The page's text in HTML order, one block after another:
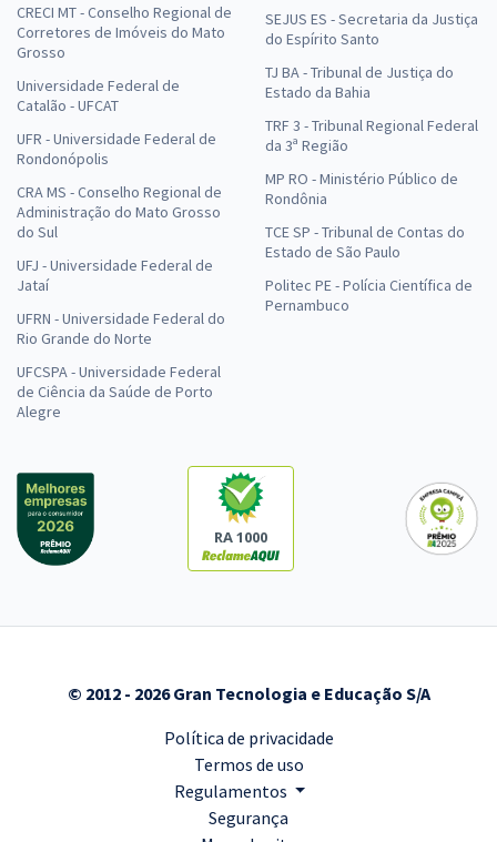
CRECI MT - Conselho Regional de
Corretores de Imóveis do Mato
Grosso
Universidade Federal de
Catalão - UFCAT
UFR - Universidade Federal de
Rondonópolis
CRA MS - Conselho Regional de
Administração do Mato Grosso
do Sul
UFJ - Universidade Federal de
Jataí
UFRN - Universidade Federal do
Rio Grande do Norte
UFCSPA - Universidade Federal
de Ciência da Saúde de Porto
Alegre
SEJUS ES - Secretaria da Justiça
do Espírito Santo
TJ BA - Tribunal de Justiça do
Estado da Bahia
TRF 3 - Tribunal Regional Federal
da 3ª Região
MP RO - Ministério Público de
Rondônia
TCE SP - Tribunal de Contas do
Estado de São Paulo
Politec PE - Polícia Científica de
Pernambuco
RA 1000
© 2012 - 2026 Gran Tecnologia e Educação S/A
Política de privacidade
Termos de uso
Regulamentos
Segurança